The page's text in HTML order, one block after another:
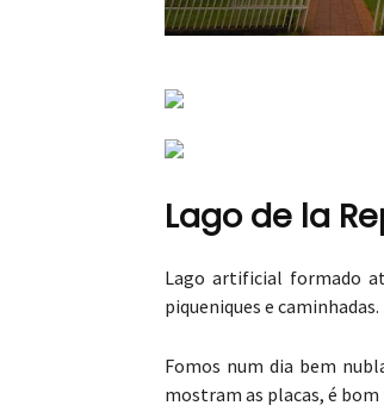
Lago de la
Lago artificial formado
piqueniques e caminhadas.
Fomos num dia bem
mostram as placas, é